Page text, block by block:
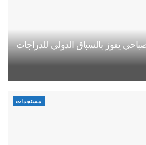
يفوز بالسباق الدولي للدراجات
مستجدات